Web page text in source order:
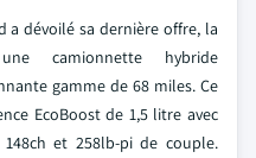
a dévoilé sa dernière offre, la
camionnette hybride
gamme de 68 miles. Ce
EcoBoost de 1,5 litre avec
et 258lb-pi de couple.